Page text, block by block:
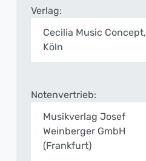
Verlag:
Cecilia Music Concept,
Köln
Notenvertrieb:
Musikverlag Josef
Weinberger GmbH
(Frankfurt)